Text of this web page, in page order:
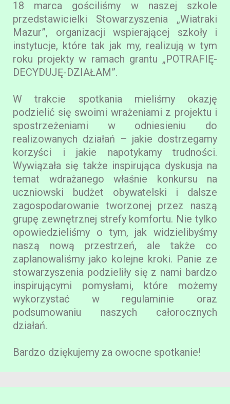
18 marca gościliśmy w naszej szkole
przedstawicielki Stowarzyszenia „Wiatraki
Mazur”, organizacji wspierającej szkoły i
instytucje, które tak jak my, realizują w tym
roku projekty w ramach grantu „POTRAFIĘ-
DECYDUJĘ-DZIAŁAM”.
W trakcie spotkania mieliśmy okazję
podzielić się swoimi wrażeniami z projektu i
spostrzeżeniami w odniesieniu do
realizowanych działań – jakie dostrzegamy
korzyści i jakie napotykamy trudności.
Wywiązała się także inspirująca dyskusja na
temat wdrażanego właśnie konkursu na
uczniowski budżet obywatelski i dalsze
zagospodarowanie tworzonej przez naszą
grupę zewnętrznej strefy komfortu. Nie tylko
opowiedzieliśmy o tym, jak widzielibyśmy
naszą nową przestrzeń, ale także co
zaplanowaliśmy jako kolejne kroki. Panie ze
stowarzyszenia podzieliły się z nami bardzo
inspirującymi pomysłami, które możemy
wykorzystać w regulaminie oraz
podsumowaniu naszych całorocznych
działań.
Bardzo dziękujemy za owocne spotkanie!